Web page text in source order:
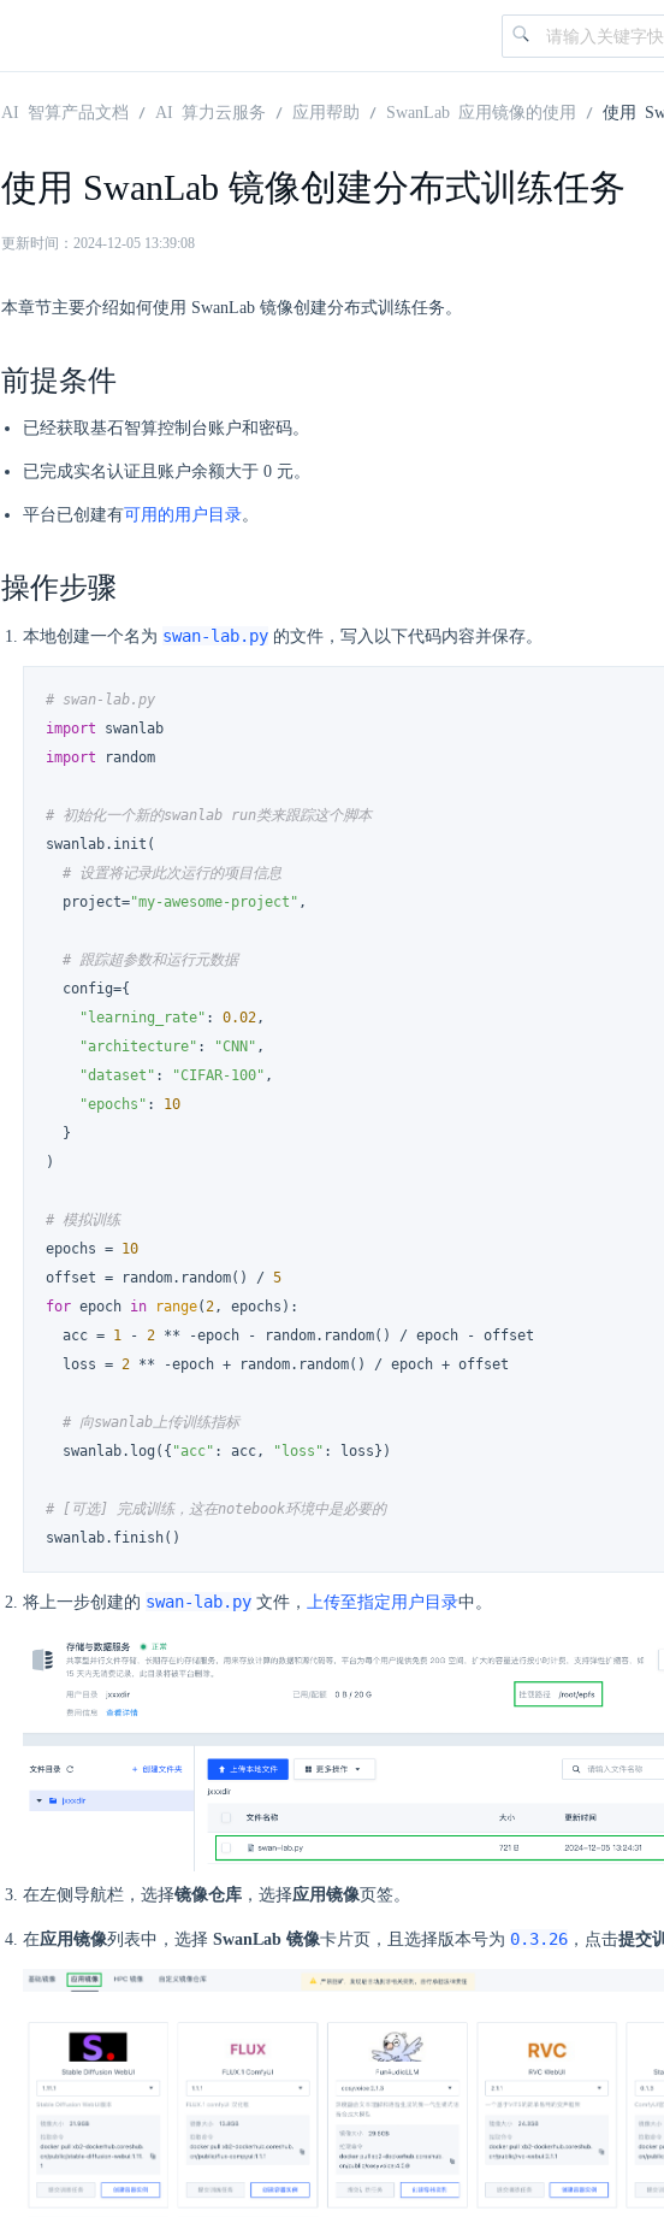
AI 智算产品文档 AI 算力云服务 应用帮助 SwanLab 应用镜像的使用 使用
使用 SwanLab 镜像创建分布式训练任务
更新时间：2024-12-05 13:39:08
本章节主要介绍如何使用 SwanLab 镜像创建分布式训练任务。
前提条件
已经获取基石智算控制台账户和密码。
已完成实名认证且账户余额大于 0 元。
平台已创建有可用的用户目录。
操作步骤
本地创建一个名为 swan-lab.py 的文件，写入以下代码内容并保存。
# swan-lab.py
import
import random
# 初始化一个新的swanlab run类来跟踪这个脚本
swanlab.init(
# 设置将记录此次运行的项目信息
  project=
"my-awesome-project" ,
# 跟踪超参数和运行元数据
  config={
"learning_rate" : 0.02,
"architecture" : "CNN" ,
"dataset" : "CIFAR-100" ,
"epochs" : 10
  }
)
# 模拟训练
epochs = 10
offset = random.random() / 5
for epoch in range(2, epochs):
  acc =
1 - 2 ** -epoch - random.random() / epoch - offset
  loss =
2 ** -epoch + random.random() / epoch + offset
# 向swanlab上传训练指标
  swanlab.log({
"acc" : acc, "loss" : loss})
# [可选] 完成训练，这在notebook环境中是必要的
swanlab.finish()
将上一步创建的 swan-lab.py 文件， 上传至指定用户目录中。
在左侧导航栏，选择镜像仓库 ，选择应用镜像页签。
在应用镜像列表中，选择 SwanLab 镜像卡片页，且选择版本号为 0.3.26 ，点击提交